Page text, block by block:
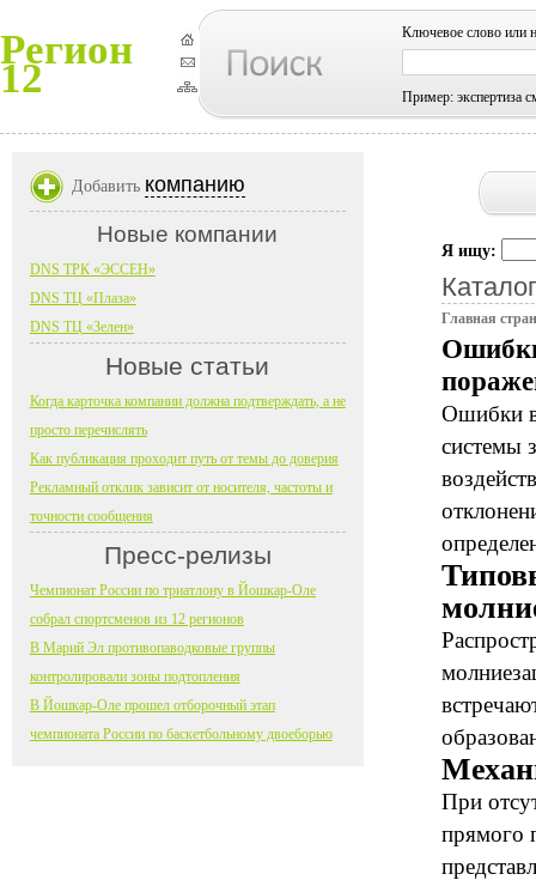
Регион
12
Ключевое слово или
Пример: экспертиза
Я ищу:
Главная
Ошибки в
системы
При
прямого
Добавить компанию
Новые компании
DNS ТРК «ЭССЕН»
DNS ТЦ «Плаза»
DNS ТЦ «Зелен»
Новые статьи
Когда карточка компании должна подтверждать, а не
просто перечислять
Как публикация проходит путь от темы до доверия
Рекламный отклик зависит от носителя, частоты и
точности сообщения
Пресс-релизы
Чемпионат России по триатлону в Йошкар-Оле
собрал спортсменов из 12 регионов
В Марий Эл противопаводковые группы
контролировали зоны подтопления
В Йошкар-Оле прошел отборочный этап
чемпионата России по баскетбольному двоеборью